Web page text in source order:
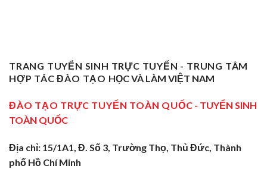
Nghề
Cửa
Ngõ
Miền
2026
Tây
Ninh:
Truyền
Tại
Dạy
Nghề
Sơ
Tại
Nghề
Tại
TRANG TUYỂN SINH TRỰC TUYẾN - TRUNG TÂM
HỢP TÁC ĐÀO TẠO HỌC VÀ LÀM VIỆT NAM
ĐÀO TẠO TRỰC TUYẾN TOÀN QUỐC - TUYỂN SINH
TOÀN QUỐC
Địa chỉ: 15/1A1, Đ. Số 3, Trường Thọ, Thủ Đức, Thành
phố Hồ Chí Minh